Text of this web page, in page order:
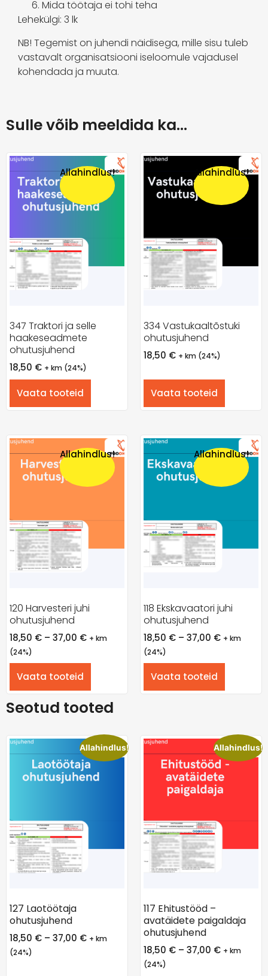
Mida töötaja ei tohi teha
Lehekülgi: 3 lk
NB! Tegemist on juhendi näidisega, mille sisu tuleb
vastavalt organisatsiooni iseloomule vajadusel
kohendada ja muuta.
Sulle võib meeldida ka…
Allahindlus!
347 Traktori ja selle
haakeseadmete
ohutusjuhend
18,50 € + km (24%)
Vaata tooteid
Allahindlus!
334 Vastukaaltõstuki
ohutusjuhend
18,50 € + km (24%)
Vaata tooteid
Allahindlus!
120 Harvesteri juhi
ohutusjuhend
18,50 € – 37,00 € + km
(24%)
Vaata tooteid
Allahindlus!
118 Ekskavaatori juhi
ohutusjuhend
18,50 € – 37,00 € + km
(24%)
Vaata tooteid
Seotud tooted
Allahindlus!
127 Laotöötaja
ohutusjuhend
18,50 € – 37,00 € + km
(24%)
Allahindlus!
117 Ehitustööd –
avatäidete paigaldaja
ohutusjuhend
18,50 € – 37,00 € + km
(24%)